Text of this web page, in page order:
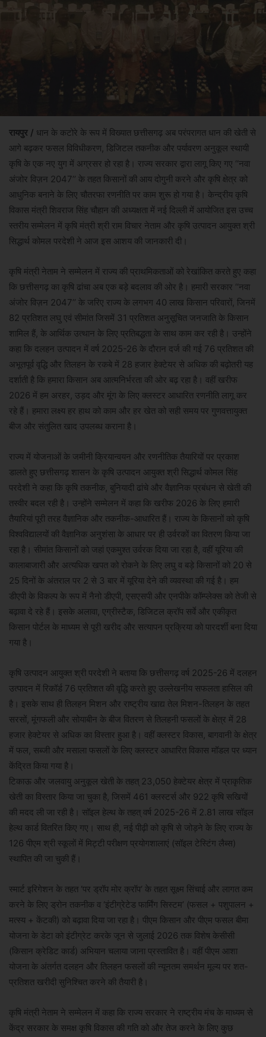
रायपुर / धान के कटोरे के रूप में विख्यात छत्तीसगढ़ अब परंपरागत धान की खेती से
आगे बढ़कर फसल विविधीकरण, डिजिटल तकनीक और पर्यावरण अनुकूल स्थायी
कृषि के एक नए युग में अग्रसर हो रहा है। राज्य सरकार द्वारा लागू किए गए ‘‘नवा
अंजोर विज़न 2047’’ के तहत किसानों की आय दोगुनी करने और कृषि क्षेत्र को
आधुनिक बनाने के लिए चौतरफा रणनीति पर काम शुरू हो गया है। केन्द्रीय कृषि
विकास मंत्री शिवराज सिंह चौहान की अध्यक्षता में नई दिल्ली में आयोजित इस उच्च
स्तरीय सम्मेलन में कृषि मंत्री श्री राम विचार नेताम और कृषि उत्पादन आयुक्त श्री
सिद्धार्थ कोमल परदेशी ने आज इस आशय की जानकारी दी।
कृषि मंत्री नेताम ने सम्मेलन में राज्य की प्राथमिकताओं को रेखांकित करते हुए कहा
कि छत्तीसगढ़ का कृषि ढांचा अब एक बड़े बदलाव की ओर है। हमारी सरकार ‘‘नवा
अंजोर विज़न 2047’’ के जरिए राज्य के लगभग 40 लाख किसान परिवारों, जिनमें
82 प्रतिशत लघु एवं सीमांत जिसमें 31 प्रतिशत अनुसूचित जनजाति के किसान
शामिल हैं, के आर्थिक उत्थान के लिए प्रतिबद्धता के साथ काम कर रही है। उन्होंने
कहा कि दलहन उत्पादन में वर्ष 2025-26 के दौरान दर्ज की गई 76 प्रतिशत की
अभूतपूर्व वृद्धि और तिलहन के रकबे में 28 हजार हेक्टेयर से अधिक की बढ़ोतरी यह
दर्शाती है कि हमारा किसान अब आत्मनिर्भरता की ओर बढ़ रहा है। वहीं खरीफ
2026 में हम अरहर, उड़द और मूंग के लिए क्लस्टर आधारित रणनीति लागू कर
रहे हैं। हमारा लक्ष्य हर हाथ को काम और हर खेत को सही समय पर गुणवत्तायुक्त
बीज और संतुलित खाद उपलब्ध कराना है।
राज्य में योजनाओं के जमीनी क्रियान्वयन और रणनीतिक तैयारियों पर प्रकाश
डालते हुए छत्तीसगढ़ शासन के कृषि उत्पादन आयुक्त श्री सिद्धार्थ कोमल सिंह
परदेशी ने कहा कि कृषि तकनीक, बुनियादी ढांचे और वैज्ञानिक प्रबंधन से खेती की
तस्वीर बदल रही है। उन्होंने सम्मेलन में कहा कि खरीफ 2026 के लिए हमारी
तैयारियां पूरी तरह वैज्ञानिक और तकनीक-आधारित हैं। राज्य के किसानों को कृषि
विश्वविद्यालयों की वैज्ञानिक अनुशंसा के आधार पर ही उर्वरकों का वितरण किया जा
रहा है। सीमांत किसानों को जहां एकमुश्त उर्वरक दिया जा रहा है, वहीं यूरिया की
कालाबाजारी और अत्यधिक खपत को रोकने के लिए लघु व बड़े किसानों को 20 से
25 दिनों के अंतराल पर 2 से 3 बार में यूरिया देने की व्यवस्था की गई है। हम
डीएपी के विकल्प के रूप में नैनो डीएपी, एसएसपी और एनपीके कॉम्प्लेक्स को तेजी से
बढ़ावा दे रहे हैं। इसके अलावा, एग्रीस्टैक, डिजिटल क्रॉप सर्वे और एकीकृत
किसान पोर्टल के माध्यम से पूरी खरीद और सत्यापन प्रक्रिया को पारदर्शी बना दिया
गया है।
कृषि उत्पादन आयुक्त श्री परदेशी ने बताया कि छत्तीसगढ़ वर्ष 2025-26 में दलहन
उत्पादन में रिकॉर्ड 76 प्रतिशत की वृद्धि करते हुए उल्लेखनीय सफलता हासिल की
है। इसके साथ ही तिलहन मिशन और राष्ट्रीय खाद्य तेल मिशन-तिलहन के तहत
सरसों, मूंगफली और सोयाबीन के बीज वितरण से तिलहनी फसलों के क्षेत्र में 28
हजार हेक्टेयर से अधिक का विस्तार हुआ है। वहीं क्लस्टर विकास, बागवानी के क्षेत्र
में फल, सब्जी और मसाला फसलों के लिए क्लस्टर आधारित विकास मॉडल पर ध्यान
केंद्रित किया गया है।
टिकाऊ और जलवायु अनुकूल खेती के तहत् 23,050 हेक्टेयर क्षेत्र में प्राकृतिक
खेती का विस्तार किया जा चुका है, जिसमें 461 क्लस्टर्स और 922 कृषि सखियों
की मदद ली जा रही है। सॉइल हेल्थ के तहत् वर्ष 2025-26 में 2.81 लाख सॉइल
हेल्थ कार्ड वितरित किए गए। साथ ही, नई पीढ़ी को कृषि से जोड़ने के लिए राज्य के
126 पीएम श्री स्कूलों में मिट्टी परीक्षण प्रयोगशालाएं (सॉइल टेस्टिंग लैब्स)
स्थापित की जा चुकी हैं।
स्मार्ट इरिगेशन के तहत ‘पर ड्रॉप मोर क्रॉप‘ के तहत सूक्ष्म सिंचाई और लागत कम
करने के लिए ड्रोन तकनीक व ‘इंटीग्रेटेड फार्मिंग सिस्टम’ (फसल + पशुपालन +
मत्स्य + केंटकी) को बढ़ावा दिया जा रहा है। पीएम किसान और पीएम फसल बीमा
योजना के डेटा को इंटीग्रेट करके जून से जुलाई 2026 तक विशेष केसीसी
(किसान क्रेडिट कार्ड) अभियान चलाया जाना प्रस्तावित है। वहीं पीएम आशा
योजना के अंतर्गत दलहन और तिलहन फसलों की न्यूनतम समर्थन मूल्य पर शत-
प्रतिशत खरीदी सुनिश्चित करने की तैयारी है।
कृषि मंत्री नेताम ने सम्मेलन में कहा कि राज्य सरकार ने राष्ट्रीय मंच के माध्यम से
केंद्र सरकार के समक्ष कृषि विकास की गति को और तेज करने के लिए कुछ